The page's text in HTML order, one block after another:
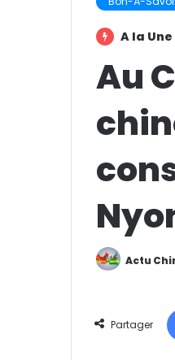
A la Une
Au
Actu
Partager